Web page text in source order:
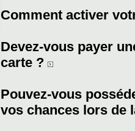
Comment activer
Devez-vous payer
carte ?
Pouvez-vous
vos chances lors de